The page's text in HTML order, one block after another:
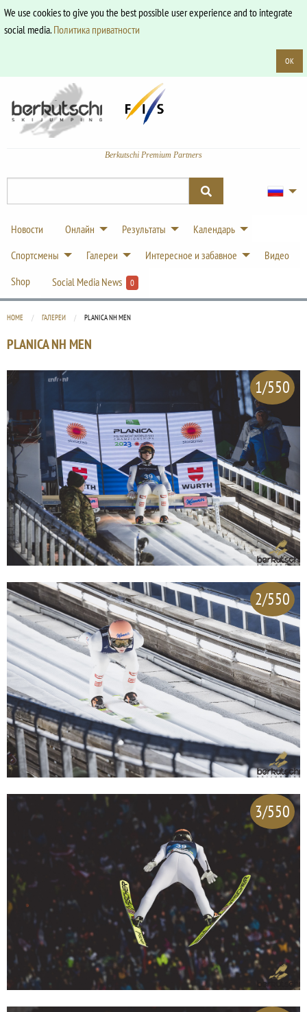
We use cookies to give you the best possible user experience and to integrate
social media.Политика приватности
OK
Berkutschi Premium Partners
Новости Онлайн Результаты
Календарь
Спортсмены
Галереи Интересное и забавное
Видео
Shop
Social Media News 0
HOME ГАЛЕРЕИ CURRENT:
PLANICA NH MEN
PLANICA NH MEN
1/550
2/550
3/550